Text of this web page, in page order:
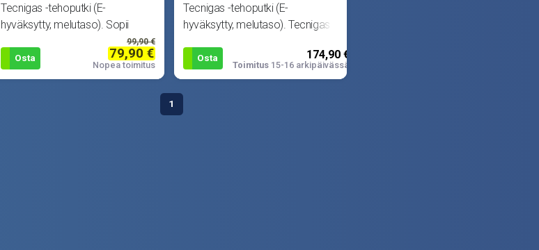
Tecnigas -tehoputki (E-
hyväksytty, melutaso). Sopii
Aprilia Amico, MBK Booster ja
Stunt sekä Yam
Osta
99,90 €
79,90 €
Nopea toimitus
Tecnigas -tehoputki (E-
hyväksytty, melutaso). Tecnigas
hiljaisia, mutta silti
Osta 174,90 €
Toimitus15-16 arkipäivässä
1